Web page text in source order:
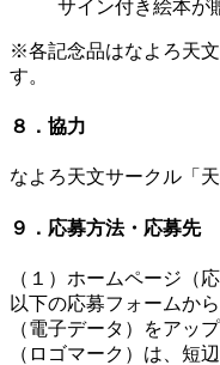
サイン付き絵本が
※各記念品はなよろ天
す。
８．協力
なよろ天文サークル「天
９．応募方法・応募先
（１）ホームページ（
以下の応募フォームか
（電子データ）をアッ
（ロゴマーク）は、短